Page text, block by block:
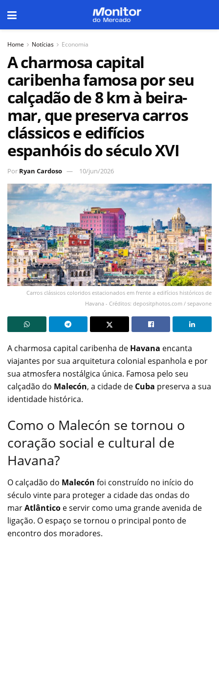
Home Notícias Economia
A charmosa capital
caribenha famosa por seu
calçadão de 8 km à beira-
mar, que preserva carros
clássicos e edifícios
espanhóis do século XVI
Por Ryan Cardoso 10/jun/2026
Carros clássicos coloridos estacionados em frente a edifícios históricos de
Havana - Créditos: depositphotos.com / sepavone
A charmosa capital caribenha de Havana encanta
viajantes por sua arquitetura colonial espanhola e por
sua atmosfera nostálgica única. Famosa pelo seu
calçadão do Malecón, a cidade de Cuba preserva a sua
identidade histórica.
Como o Malecón se tornou o
coração social e cultural de
Havana?
O calçadão do Malecón foi construído no início do
século vinte para proteger a cidade das ondas do
marAtlântico e servir como uma grande avenida de
ligação. O espaço se tornou o principal ponto de
encontro dos moradores.